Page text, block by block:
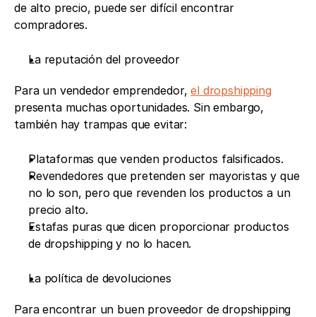
de alto precio, puede ser difícil encontrar
compradores.
La reputación del proveedor
Para un vendedor emprendedor, el dropshipping
presenta muchas oportunidades. Sin embargo,
también hay trampas que evitar:
Plataformas que venden productos falsificados.
Revendedores que pretenden ser mayoristas y que
no lo son, pero que revenden los productos a un
precio alto.
Estafas puras que dicen proporcionar productos
de dropshipping y no lo hacen.
La política de devoluciones
Para encontrar un buen proveedor de dropshipping